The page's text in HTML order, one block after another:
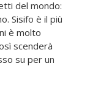
del mondo:
Sisifo è il più
è molto
scenderà
su per un